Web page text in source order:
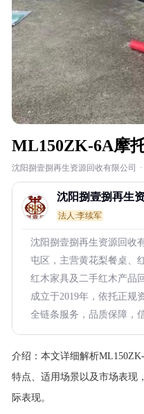
ML150ZK-6A摩
沈阳捌壹捌再生资源回收有限公司 ·
沈阳捌壹捌再生
司
法人:李续军
沈阳捌壹捌再生资源回收
屯区，主营黄花梨餐桌、
红木家具及二手红木产品
成立于2019年，依托正规
全链条服务，品质保障，
介绍： 本文详细解析
特点、适用场景以及市场表现
际表现。